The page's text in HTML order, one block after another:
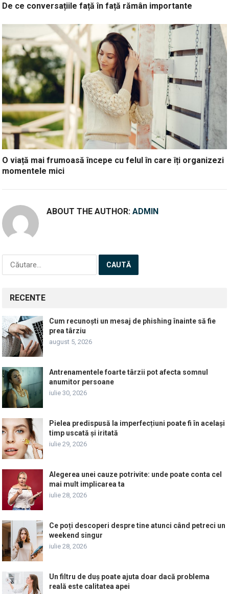
De ce conversațiile față în față rămân importante
O viață mai frumoasă începe cu felul în care îți organizezi
momentele mici
ABOUT THE AUTHOR:ADMIN
Caută
după:
RECENTE
Cum recunoști un mesaj de phishing înainte să fie
prea târziu
august 5, 2026
Antrenamentele foarte târzii pot afecta somnul
anumitor persoane
iulie 30, 2026
Pielea predispusă la imperfecțiuni poate fi în același
timp uscată și iritată
iulie 29, 2026
Alegerea unei cauze potrivite: unde poate conta cel
mai mult implicarea ta
iulie 28, 2026
Ce poți descoperi despre tine atunci când petreci un
weekend singur
iulie 28, 2026
Un filtru de duș poate ajuta doar dacă problema
reală este calitatea apei